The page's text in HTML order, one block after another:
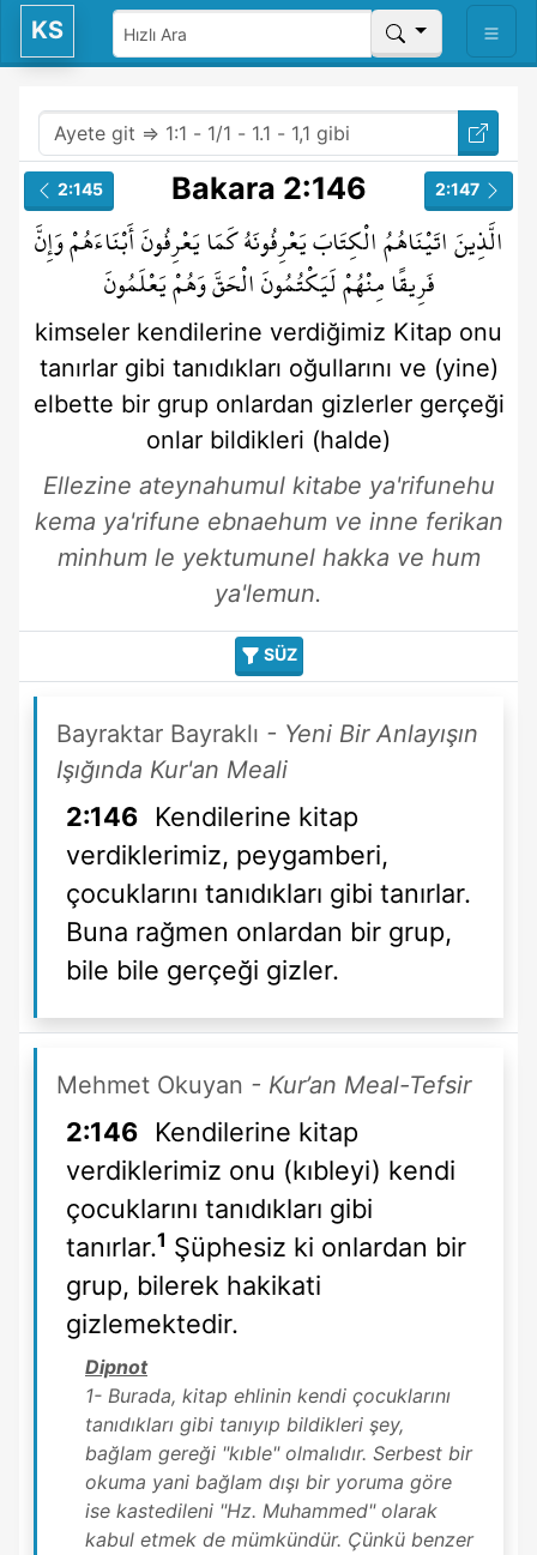
KS
2:145 2:147
Bakara 2:146
الَّذِينَاتَيْنَاهُمُالْكِتَابَيَعْرِفُونَهُكَمَايَعْرِفُونَأَبْنَاءَهُمْوَإِنَّ
فَرِيقًامِنْهُمْلَيَكْتُمُونَالْحَقَّوَهُمْيَعْلَمُونَ
kimseler kendilerine verdiğimiz Kitap onu
tanırlar gibi tanıdıkları oğullarını ve (yine)
elbette bir grup onlardan gizlerler gerçeği
onlar bildikleri (halde)
Ellezine ateynahumul kitabe ya'rifunehu
kema ya'rifune ebnaehum ve inne ferikan
minhum le yektumunel hakka ve hum
ya'lemun.
SÜZ
Bayraktar Bayraklı - Yeni Bir Anlayışın
Işığında Kur'an Meali
2:146
Kendilerine kitap
verdiklerimiz, peygamberi,
çocuklarını tanıdıkları gibi tanırlar.
Buna rağmen onlardan bir grup,
bile bile gerçeği gizler.
Mehmet Okuyan - Kur’an Meal-Tefsir
2:146
Kendilerine kitap
verdiklerimiz onu (kıbleyi) kendi
çocuklarını tanıdıkları gibi
tanırlar.1 Şüphesiz ki onlardan bir
grup, bilerek hakikati
gizlemektedir.
Dipnot
1- Burada, kitap ehlinin kendi çocuklarını
tanıdıkları gibi tanıyıp bildikleri şey,
bağlam gereği "kıble" olmalıdır. Serbest bir
okuma yani bağlam dışı bir yoruma göre
ise kastedileni "Hz. Muhammed" olarak
kabul etmek de mümkündür. Çünkü benzer